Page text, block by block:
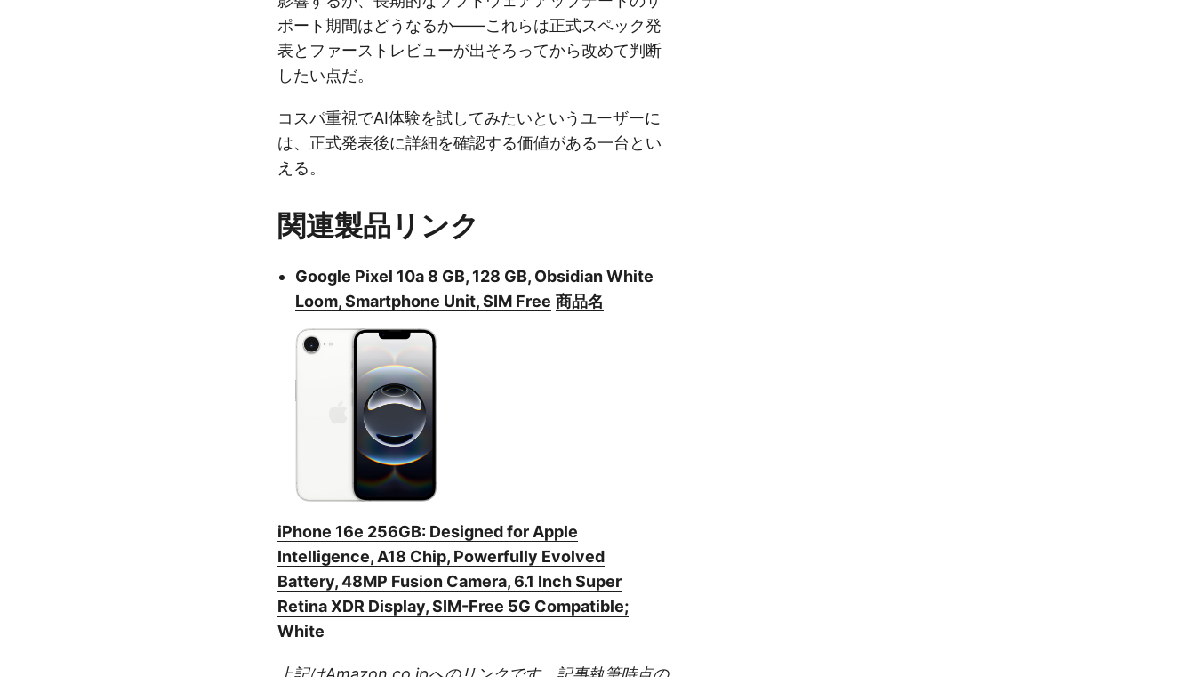
ポート期間はどうなるか——これらは正式スペック発
表とファーストレビューが出そろってから改めて判断
したい点だ。
コスパ重視でAI体験を試してみたいというユーザーに
は、正式発表後に詳細を確認する価値がある一台とい
える。
関連製品リンク
Google Pixel 10a 8 GB, 128 GB, Obsidian White
Loom, Smartphone Unit, SIM Free 商品名
iPhone 16e 256GB: Designed for Apple
Intelligence, A18 Chip, Powerfully Evolved
Battery, 48MP Fusion Camera, 6.1 Inch Super
Retina XDR Display, SIM-Free 5G Compatible;
White